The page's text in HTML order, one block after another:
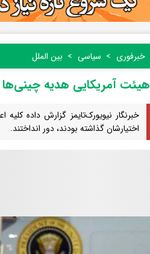
خبرفوری سیاسی بین الملل
هیئت آمریکایی هدیه چینی‌ها
خبرنگار نیویورک‌تایمز گزارش داده
اختیارشان گذاشته بودند، دور انداختند.